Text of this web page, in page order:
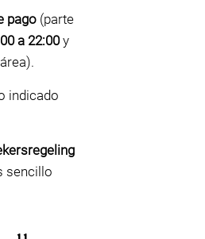
pago (parte
a 22:00y
indicado
sencillo